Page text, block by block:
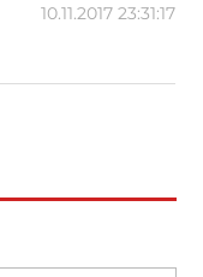
10.11.2017 23:31:17